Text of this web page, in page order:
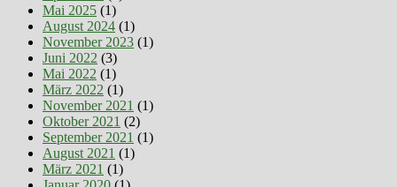
Mai 2025 (1)
August 2024 (1)
November 2023 (1)
Juni 2022 (3)
Mai 2022 (1)
März 2022 (1)
November 2021 (1)
Oktober 2021 (2)
September 2021 (1)
August 2021 (1)
März 2021 (1)